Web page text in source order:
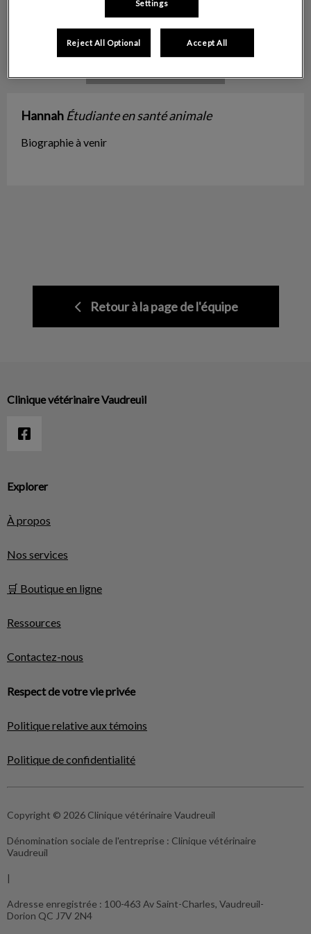
Hannah Étudiante en santé animale
Biographie à venir
Retour à la page de l'équipe
Explorer
À propos
Nos services
🛒 Boutique en ligne
Ressources
Contactez-nous
Respect de votre vie privée
Politique relative aux témoins
Politique de confidentialité
Clinique vétérinaire Vaudreuil
Copyright © 2026 Clinique vétérinaire Vaudreuil
Dénomination sociale de l'entreprise : Clinique vétérinaire
Vaudreuil
|
Adresse enregistrée : 100-463 Av Saint-Charles, Vaudreuil-
Dorion QC J7V 2N4
Settings
Reject All Optional Accept All